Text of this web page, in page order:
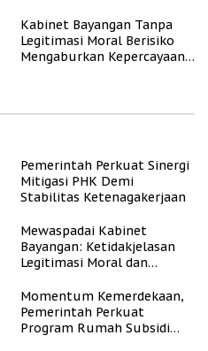
Kabinet Bayangan Tanpa
Legitimasi Moral Berisiko
Mengaburkan Kepercayaan
Pemerintah Perkuat Sinergi
Mitigasi PHK Demi
Stabilitas Ketenagakerjaan
Mewaspadai Kabinet
Bayangan: Ketidakjelasan
Legitimasi Moral dan
Momentum Kemerdekaan,
Pemerintah Perkuat
Program Rumah Subsidi